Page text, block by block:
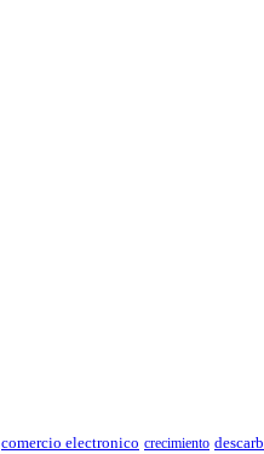
comercio electronico crecimiento